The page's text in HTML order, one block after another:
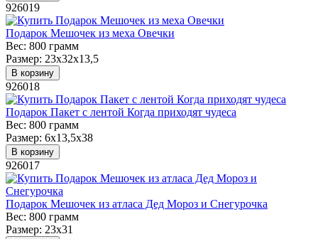
926019
Подарок Мешочек из меха Овечки
Вес: 800 грамм
Размер: 23х32х13,5
В корзину
926018
Подарок Пакет с лентой Когда приходят чудеса
Вес: 800 грамм
Размер: 6х13,5х38
В корзину
926017
Подарок Мешочек из атласа Дед Мороз и Снегурочка
Вес: 800 грамм
Размер: 23х31